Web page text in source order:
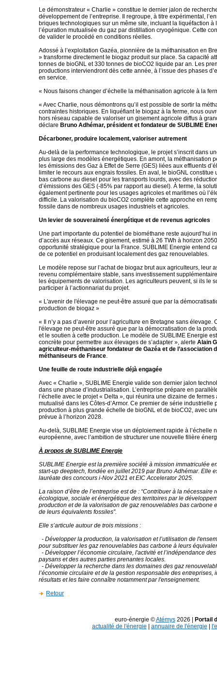
Le démonstrateur « Charlie » constitue le dernier jalon de
développement de l’entreprise. Il regroupe, à titre expérimental,
briques technologiques sur un même site, incluant la liquéfaction à
l’épuration mutualisée du gaz par distillation cryogénique. Cette
de valider le procédé en conditions réelles.
Adossé à l’exploitation Gazéa, pionnière de la méthanisation en
» transforme directement le biogaz produit sur place. Sa capacité
tonnes de bioGNL et 330 tonnes de bioCO2 liquide par an. Les
productions interviendront dès cette année, à l’issue des phases
en service.
« Nous faisons changer d’échelle la méthanisation agricole à la
« Avec Charlie, nous démontrons qu’il est possible de sortir la
contraintes historiques. En liquéfiant le biogaz à la ferme, nous
hors réseau capable de valoriser un gisement agricole diffus à
déclare Bruno Adhémar, président et fondateur de SUBLIME
Décarboner, produire localement, valoriser autrement
Au-delà de la performance technologique, le projet s’inscrit dans
plus large des modèles énergétiques. En amont, la méthanisation
les émissions des Gaz à Effet de Serre (GES) liées aux effluents
limiter le recours aux engrais fossiles. En aval, le bioGNL constitue
bas carbone au diesel pour les transports lourds, avec des
d’émissions des GES (-85% par rapport au diesel). À terme, la
également pertinente pour les usages agricoles et maritimes où
difficile. La valorisation du bioCO2 complète cette approche en
fossile dans de nombreux usages industriels et agricoles.
Un levier de souveraineté énergétique et de revenus agricoles
Une part importante du potentiel de biométhane reste aujourd’hui
d’accès aux réseaux. Ce gisement, estimé à 26 TWh à horizon
opportunité stratégique pour la France. SUBLIME Energie entend
de ce potentiel en produisant localement des gaz renouvelables.
Le modèle repose sur l’achat de biogaz brut aux agriculteurs, leur
revenu complémentaire stable, sans investissement
les équipements de valorisation. Les agriculteurs peuvent, si ils le
participer à l’actionnariat du projet.
« L'avenir de l'élevage ne peut-être assuré que par la
production de biogaz »
« Il n’y a pas d’avenir pour l’agriculture en Bretagne sans élevage.
l'élevage ne peut-être assuré que par la démocratisation de la
et le soutien à cette production. Le modèle de SUBLIME Energie
concrète pour permettre aux élevages de s’adapter », alerte Alain
agriculteur-méthaniseur fondateur de Gazéa et de l’association
méthaniseurs de France.
Une feuille de route industrielle déjà engagée
Avec « Charlie », SUBLIME Energie valide son dernier jalon
dans une phase d’industrialisation. L’entreprise prépare en
l’échelle avec le projet « Delta », qui réunira une dizaine de fermes
mutualisé dans les Côtes-d’Armor. Ce premier de série industrielle
production à plus grande échelle de bioGNL et de bioCO2, avec
prévue à l’horizon 2028.
Au-delà, SUBLIME Energie vise un déploiement rapide à l’échelle
européenne, avec l’ambition de structurer une nouvelle filière
À propos de SUBLIME Energie
SUBLIME Energie est la première société à mission immatriculée
start-up deeptech, fondée en juillet 2019 par Bruno Adhémar. Elle
lauréate des concours i-Nov 2021 et EIC Accelerator 2025.
La raison d’être de l’entreprise est de : “Contribuer à la nécessaire
écologique, sociale et énergétique des territoires par le
production et de la valorisation de gaz renouvelables bas carbone
de leurs équivalents fossiles”.
Elle s’articule autour de trois missions :
- Développer la production, la valorisation et l’utilisation de
pour substituer les gaz renouvelables bas carbone à leurs
- Développer l’économie circulaire, l'activité et l’indépendance
paysans et des autres parties prenantes locales.
- Développer la recherche dans les domaines des gaz
l’économie circulaire et de la gestion responsable des entreprises,
résultats et les faire connaître notamment par l'enseignement.
Retour
euro-énergie ©Atémys2026 |
Portail
actualité de l'énergie
annuaire de l'énergie